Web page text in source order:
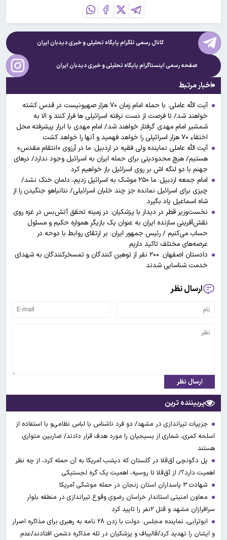
کانال رسمی تلگرام پایگاه تحلیلی و خبریدیدبان ایران
صفحه رسمی اینستاگرام پایگاه تحلیلی و خبریدیدبان ایران
اخبار مرتبط
آیت الله عاملی: با حمله امام زمان ۷۰ هزار صهیونیست در قدس کشته
خواهند شد/ تا فرصت از دست نرفته اسرائیلی ها فرار کنند و الا به
شمشیر امام مهدی گرفتار خواهند شد/ امام مهدی با ابزار پیشرفته محل
اختفاء ۷۰ هزار اسرائیلی را خواهد فهمید و آنها را خواهد کشت
آیت الله عاملی نماینده ولی فقیه در اردبیل: ما در آرزوی «انتقام مقدس»
هستیم/ هیچ محدودیتی برای حمله ایران به اسرائیل وجود ندارد/ درهای
جهنم با دو لنگه اش بر روی اسرائیل باز خواهیم کرد
امام جمعه اردبیل: ما ۲۵۰ موشک به اسرائیل زدیم، دلمان خنک نشد/
چیزی برای اسرائیل نمانده جز چند خلبان اسرائیلی/ نتانیاهو جنگیدن را از
شاه اسماعیل یاد بگیرد
نخست‌وزیر قطر در دیدار با پزشکیان: در زمینه تحقق آتش‌بس در غزه روی
نقش‌آفرینی سازنده ایران به عنوان یک بازیگرِ همواره حکیم و مسئول
حساب می‌کنیم / رئیس جمهور ایران: بر ارتقای روابط با دوحه در
عرصه‌های مختلف تاکید داریم
دادستان اصفهان: ۲۰۰ نفر از توهین کنندگان و تمسخرکنندگان به شهدای
خدمت شناسایی شدند
ارسال نظر
ارسال نظر
پربیننده ترین
جزییات تیراندازی در مشهد/ دو فرد ناشناس با لباس نظامی‌و با استفاده از
اسلحه کمری، شماری از بسیجیان را مورد هدف قرار دادند/ ضاربین متواری
هستند
پل دگونچی آق‌قلا در گلستان که دیشب آمریکا به آن حمله کرد، از چه نظر
اهمیت دارد؟/ از آق‌قلا تا روسیه، اهمیت یک گره لجستیکی
شهادت ۳ ‌پاسداران استان زنجان در حمله موشکی آمریکا
معاون امنیتی استاندار خراسان رضوی وقوع تیراندازی در منطقه بلوار
سرافرازان مشهد و قتل ۲نفر را تایید کرد
ابوترابی، نماینده مجلس: دولت با زدن ۲۸ نامه به رهبری برای مذاکره اصرار
و ایشان را تهدید کرد/قالیباف و پزشکیان در تله مذاکره دشمن افتادند/عدم